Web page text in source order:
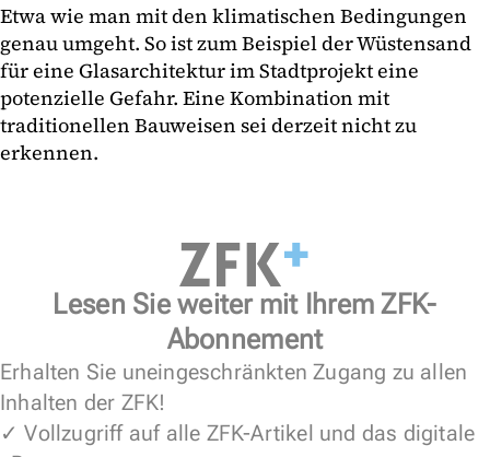
Etwa wie man mit den klimatischen Bedingungen
genau umgeht. So ist zum Beispiel der Wüstensand
für eine Glasarchitektur im Stadtprojekt eine
potenzielle Gefahr. Eine Kombination mit
traditionellen Bauweisen sei derzeit nicht zu
erkennen.
Lesen Sie weiter mit Ihrem ZFK-
Abonnement
Erhalten Sie uneingeschränkten Zugang zu allen
Inhalten der ZFK!
✓ Vollzugriff auf alle ZFK-Artikel und das digitale